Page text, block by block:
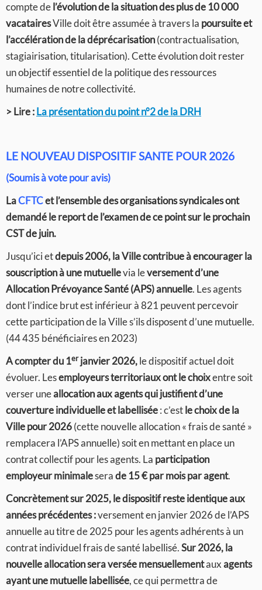
compte del’évolution de la situation des plus de 10 000
vacatairesVille doit être assumée à travers la poursuite et
l’accélération de la déprécarisation(contractualisation,
stagiairisation, titularisation). Cette évolution doit rester
un objectif essentiel de la politique des ressources
humaines de notre collectivité.
> Lire :La présentation du point n°2 de la DRH
LE NOUVEAU DISPOSITIF SANTE POUR 2026
(Soumis à vote pour avis)
LaCFTCet l’ensemble des organisations syndicales ont
demandé le report de l’examen de ce point sur le prochain
CST de juin.
Jusqu’ici etdepuis 2006, la Ville contribue à encourager la
souscription à une mutuellevia leversement d’une
Allocation Prévoyance Santé (APS) annuelle. Les agents
dont l’indice brut est inférieur à 821 peuvent percevoir
cette participation de la Ville s’ils disposent d’une mutuelle.
(44 435 bénéficiaires en 2023)
A compter du 1erjanvier 2026,le dispositif actuel doit
évoluer. Lesemployeurs territoriaux ont le choixentre soit
verser uneallocation aux agents qui justifient d’une
couverture individuelle et labellisée: c’estle choix de la
Ville pour 2026(cette nouvelle allocation « frais de santé »
remplacera l’APS annuelle) soit en mettant en place un
contrat collectif pour les agents. La participation
employeur minimaleserade 15 € par mois par agent.
Concrètement sur 2025, le dispositif reste identique aux
années précédentes :versement en janvier 2026 de l’APS
annuelle au titre de 2025 pour les agents adhérents à un
contrat individuel frais de santé labellisé.Sur 2026, la
nouvelle allocation sera versée mensuellementauxagents
ayant une mutuelle labellisée, ce qui permettra de